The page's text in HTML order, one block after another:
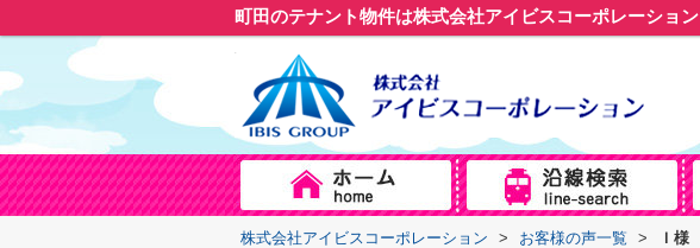
町田のテナント物件は株式会社アイビスコーポレーション
株式会社アイビスコーポレーション > お客様の声一覧 > Ｉ様